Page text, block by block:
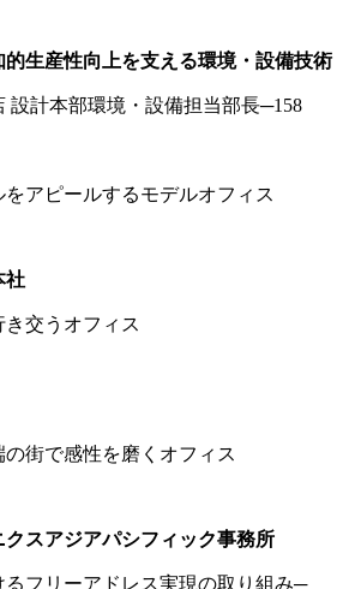
的生産性向上を支える環境・設備技術
設計本部環境・設備担当部長─158
アピールするモデルオフィス
社
交うオフィス
街で感性を磨くオフィス
クスアジアパシフィック事務所
るフリーアドレス実現の取り組み─